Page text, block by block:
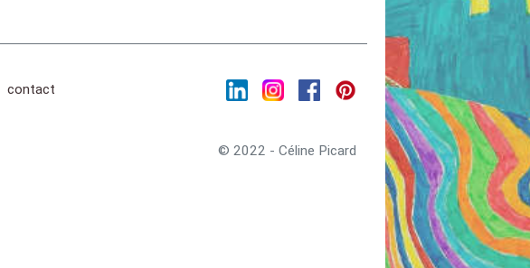
contact
© 2022 - Céline Picard